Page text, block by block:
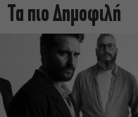
Τα πιο Δημοφιλή